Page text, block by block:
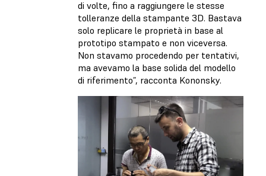
di volte, fino a raggiungere le stesse
tolleranze della stampante 3D. Bastava
solo replicare le proprietà in base al
prototipo stampato e non viceversa.
Non stavamo procedendo per tentativi,
ma avevamo la base solida del modello
di riferimento”, racconta Kononsky.